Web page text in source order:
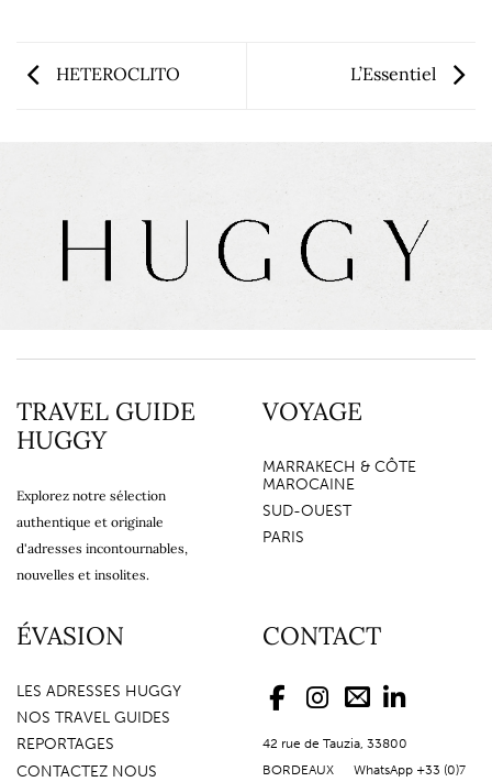
HETEROCLITO L’Essentiel
TRAVEL GUIDE
HUGGY
Explorez notre sélection
authentique et originale
d'adresses incontournables,
nouvelles et insolites.
VOYAGE
MARRAKECH & CÔTE
MAROCAINE
SUD-OUEST
PARIS
ÉVASION
LES ADRESSES HUGGY
NOS TRAVEL GUIDES
REPORTAGES
CONTACTEZ NOUS
CONTACT
42 rue de Tauzia, 33800
BORDEAUX WhatsApp +33 (0)7